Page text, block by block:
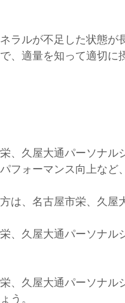
ラルが不足した状態が
、適量を知って適切に
、久屋大通パーソナル
フォーマンス向上など
は、名古屋市栄、久屋
、久屋大通パーソナル
、久屋大通パーソナル
う。